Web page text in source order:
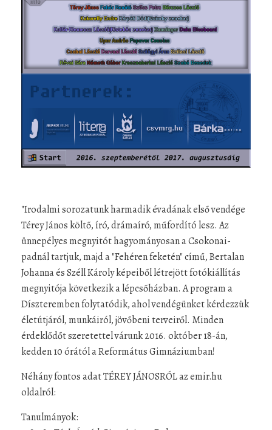
"Irodalmi sorozatunk harmadik évadának első vendége
Térey János költő, író, drámaíró, műfordító lesz. Az
ünnepélyes megnyitót hagyományosan a Csokonai-
padnál tartjuk, majd a "Fehéren feketén" című, Bertalan
Johanna és Széll Károly képeiből létrejött fotókiállítás
megnyitója következik a lépcsőházban. A program a
Díszteremben folytatódik, ahol vendégünket kérdezzük
életútjáról, munkáiról, jövőbeni terveiről. Minden
érdeklődőt szeretettel várunk 2016. október 18-án,
kedden 10 órától a Református Gimnáziumban!
Néhány fontos adat TÉREY JÁNOSRÓL az emir.hu
oldalról:
Tanulmányok: